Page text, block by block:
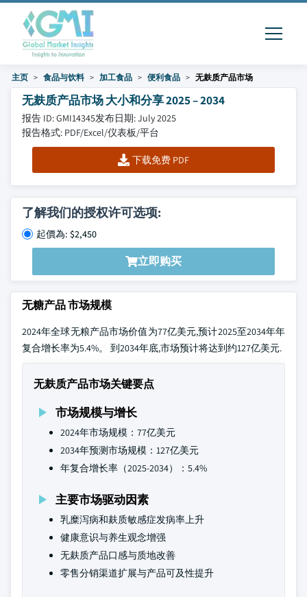
主页 食品与饮料 加工食品 便利食品 无麸质产品市场
无麸质产品市场 大小和分享 2025 – 2034
报告 ID: GMI14345发布日期: July 2025
报告格式: PDF/Excel/仪表板/平台
下载免费 PDF
了解我们的授权许可选项:
起價為: $2,450
立即购买
无糖产品 市场规模
2024年全球无粮产品市场价值为77亿美元,预计2025至2034年年
复合增长率为5.4%。 到2034年底,市场预计将达到约127亿美元.
无麸质产品市场关键要点
市场规模与增长
2024年市场规模：77亿美元
2034年预测市场规模：127亿美元
年复合增长率（2025-2034）：5.4%
主要市场驱动因素
乳糜泻病和麸质敏感症发病率上升
健康意识与养生观念增强
无麸质产品口感与质地改善
零售分销渠道扩展与产品可及性提升